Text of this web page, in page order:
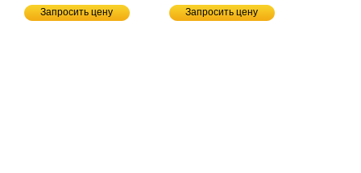
Запросить цену Запросить цену